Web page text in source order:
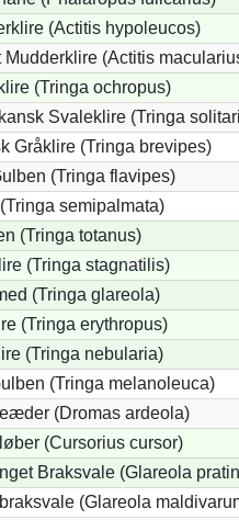
(Actitis hypoleucos)
Mudderklire (Actitis
(Tringa ochropus)
Svaleklire (Tringa
Gråklire (Tringa brevipes)
(Tringa flavipes)
semipalmata)
(Tringa totanus)
(Tringa stagnatilis)
(Tringa glareola)
(Tringa erythropus)
(Tringa nebularia)
(Tringa melanoleuca)
(Dromas ardeola)
(Cursorius cursor)
Braksvale (Glareola
(Glareola